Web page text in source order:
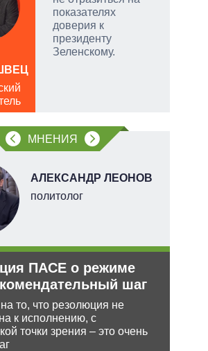
показателях
доверия к
президенту
Зеленскому.
МНЕНИЯ
АЛЕКСАНДР ЛЕОНОВ
политолог
ПАСЕ о режиме
шаг
то, что резолюция не
к исполнению, с
точки зрения – это очень